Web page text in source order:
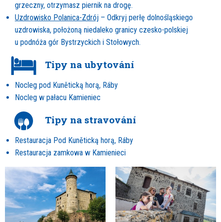
grzeczny, otrzymasz piernik na drogę.
Uzdrowisko Polanica-Zdrój – Odkryj perłę dolnośląskiego
uzdrowiska, położoną niedaleko granicy czesko-polskiej
u podnóża gór Bystrzyckich i Stołowych.
Tipy na ubytování
Nocleg pod Kuněticką horą, Ráby
Nocleg w pałacu Kamieniec
Tipy na stravování
Restauracja Pod Kuněticką horą, Ráby
Restauracja zamkowa w Kamienieci